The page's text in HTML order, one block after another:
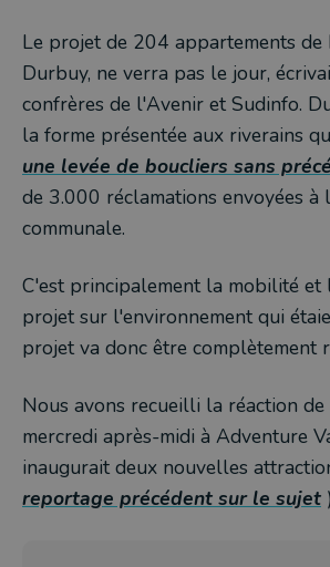
Le projet de 204 appartements de
Durbuy, ne verra pas le jour,
confrères de l'Avenir et Sudinfo.
la forme présentée aux riverains
une levée de boucliers sans
de 3.000 réclamations envoyées à
communale.
C'est principalement la mobilité et
projet sur l'environnement qui
projet va donc être complètement
Nous avons recueilli la réaction de
mercredi après-midi à Adventure
inaugurait deux nouvelles
reportage précédent sur le sujet